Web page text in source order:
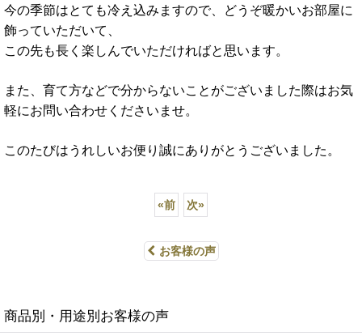
今の季節はとても冷え込みますので、どうぞ暖かいお部屋に
飾っていただいて、
この先も長く楽しんでいただければと思います。
また、育て方などで分からないことがございました際はお気
軽にお問い合わせくださいませ。
このたびはうれしいお便り誠にありがとうございました。
«前 次»
お客様の声
商品別・用途別お客様の声